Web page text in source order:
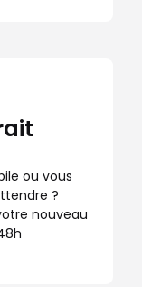
ou vous
?
nouveau